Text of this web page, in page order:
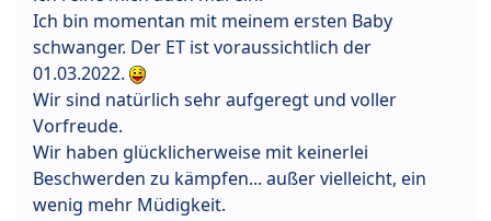
Ich bin momentan mit meinem ersten Baby
schwanger. Der ET ist voraussichtlich der
01.03.2022.
Wir sind natürlich sehr aufgeregt und voller
Vorfreude.
Wir haben glücklicherweise mit keinerlei
Beschwerden zu kämpfen... außer vielleicht, ein
wenig mehr Müdigkeit.